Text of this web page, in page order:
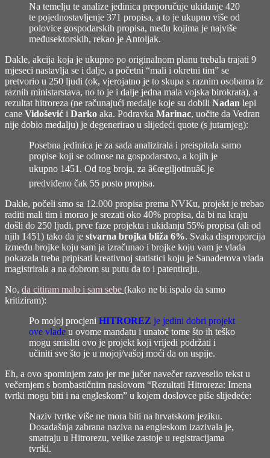
Na temelju te analize jedinica preporučuje ukidanje 420
te pojednostavljenje 371 propisa, a to je ukupno više od
polovice gospodarskih propisa, među kojima je najviše
međusektorskih, rekao je Antoljak.
Dakle, akcija koja je ukupno po originalnom planu trebala trajati 9
mjeseci nastavlja se i dalje, a početni “mali i okretni tim” se
pretvorio u 250 ljudi (ok, vjerojatno je to skupa s raznim osobama iz
raznih ministarstava, no to je i dalje jedna mala vojska birokrata), a
rezultat hitroreza (ne računajući medalje koje su dobili Nadan lepi
cane Vidošević i Darko aka. Podravka Marinac, uočite da Vedran
nije dobio medalju) je degenerirao u slijedeći quote (s jutarnjeg):
Posebna jedinica je za sada analizirala i preispitala samo
propise koji se odnose na gospodarstvo, a kojih je
ukupno 1451. Od tog broja, za â€œgiljotinuâ€ je
predviđeno čak 55 posto propisa.
Dakle, počeli smo sa 12.000 propisa prema NVKu, projekt je trebao
raditi mali tim i morao je srezati oko 40% propisa, da bi na kraju
došli do 250 ljudi, prve faze projekta i ukidanju 55% propisa (ali od
njih 1451) tako da je stvarna brojka bliža 6%. Svaka disproporcija
između brojke koju sam ja izračunao i brojke koju vam je vlada
pokazala treba pripisati kreativnoj statistici koju je Sanaderova vlada
magistrirala a na dobrom su putu da to i patentiraju.
No, da citiram malo i sam sebe (kako ne bi ispalo da samo
kritiziram):
Po mojoj procjeni HITROREZ je jedini dobri projekt
ove vlade u ovome mandatu i unatoč tome što ih teško
mogu smisliti ovo je projekt koji vrijedi podržati i
učiniti sve što je u mojoj/vašoj moći da on uspije.
Eh, a ovo spominjem zato jer me jučer navečer razveselio tekst u
večernjem s bombastičnim naslovom “Rezultati Hitroreza: Imena
tvrtki mogu biti i na engleskom” u kojem doslovce piše slijedeće:
Naziv tvrtke više ne mora biti na hrvatskom jeziku.
Dosadašnja zabrana naziva na engleskom izazivala je,
smatraju u Hitrorezu, velike zastoje u registracijama
tvrtki.